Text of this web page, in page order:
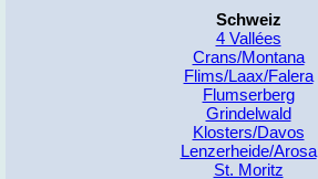
Schweiz
4 Vallées
Crans/Montana
Flims/Laax/Falera
Flumserberg
Grindelwald
Klosters/Davos
Lenzerheide/Arosa
St. Moritz